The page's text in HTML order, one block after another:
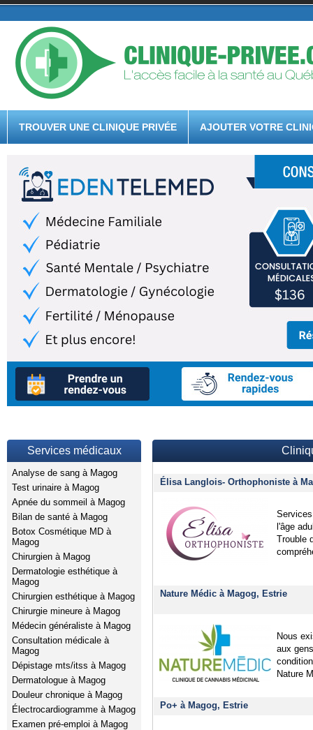
TROUVER UNE CLINIQUE PRIVÉE AJOUTER VOTRE
Services médicaux
Analyse de sang à Magog
Test urinaire à Magog
Apnée du sommeil à Magog
Bilan de santé à Magog
Botox Cosmétique MD à
Magog
Chirurgien à Magog
Dermatologie esthétique à
Magog
Chirurgien esthétique à Magog
Chirurgie mineure à Magog
Médecin généraliste à Magog
Consultation médicale à
Magog
Dépistage mts/itss à Magog
Dermatologue à Magog
Douleur chronique à Magog
Électrocardiogramme à Magog
Examen pré-emploi à Magog
Élisa Langlois- Orthophoniste à
l'âge
Trouble
Nature Médic à Magog, Estrie
Nous
aux
Nature
Po+ à Magog, Estrie